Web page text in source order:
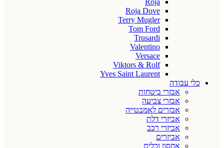
Roja
Roja Dove
Terry Mugler
Tom Ford
Trusardi
Valentino
Versace
Viktors & Rolf
Yves Saint Laurent
כלי עבודה
אבזרי ביטחות
אבזרי צביעה
אבזרים לאמבטייה
אביזרי דלת
אביזרי רכב
אביזרים
אחסון וכלים